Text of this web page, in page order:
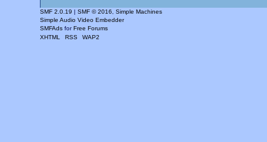
SMF 2.0.19 | SMF © 2016
Simple Machines
Simple Audio Video Embedder
SMFAds forFree Forums
XHTML
RSS WAP2